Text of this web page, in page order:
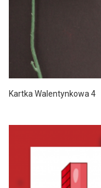
Kartka Walentynkowa 4